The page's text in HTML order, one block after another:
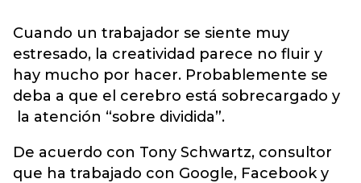
Cuando un trabajador se siente muy
estresado, la creatividad parece no fluir y
hay mucho por hacer. Probablemente se
deba a que el cerebro está sobrecargado y
la atención “sobre dividida”.
De acuerdo con Tony Schwartz, consultor
que ha trabajado con Google, Facebook y